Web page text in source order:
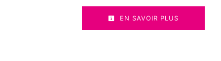
EN SAVOIR PLUS